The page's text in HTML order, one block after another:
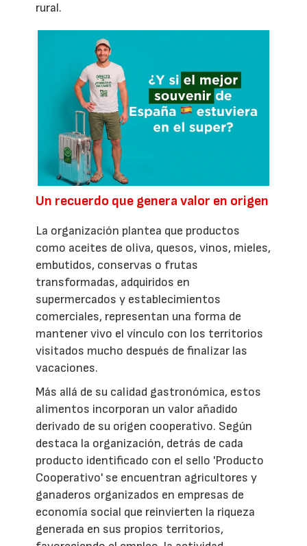
rural.
Un recuerdo que genera valor en origen
La organización plantea que productos
como aceites de oliva, quesos, vinos, mieles,
embutidos, conservas o frutas
transformadas, adquiridos en
supermercados y establecimientos
comerciales, representan una forma de
mantener vivo el vínculo con los territorios
visitados mucho después de finalizar las
vacaciones.
Más allá de su calidad gastronómica, estos
alimentos incorporan un valor añadido
derivado de su origen cooperativo. Según
destaca la organización, detrás de cada
producto identificado con el sello 'Producto
Cooperativo' se encuentran agricultores y
ganaderos organizados en empresas de
economía social que reinvierten la riqueza
generada en sus propios territorios,